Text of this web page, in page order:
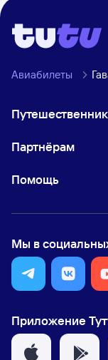
Авиабилеты
Партнёрам
Помощь
Мы в
Приложение